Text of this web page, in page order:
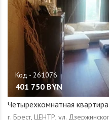
401 750 BYN
Четырехкомнатная квартира